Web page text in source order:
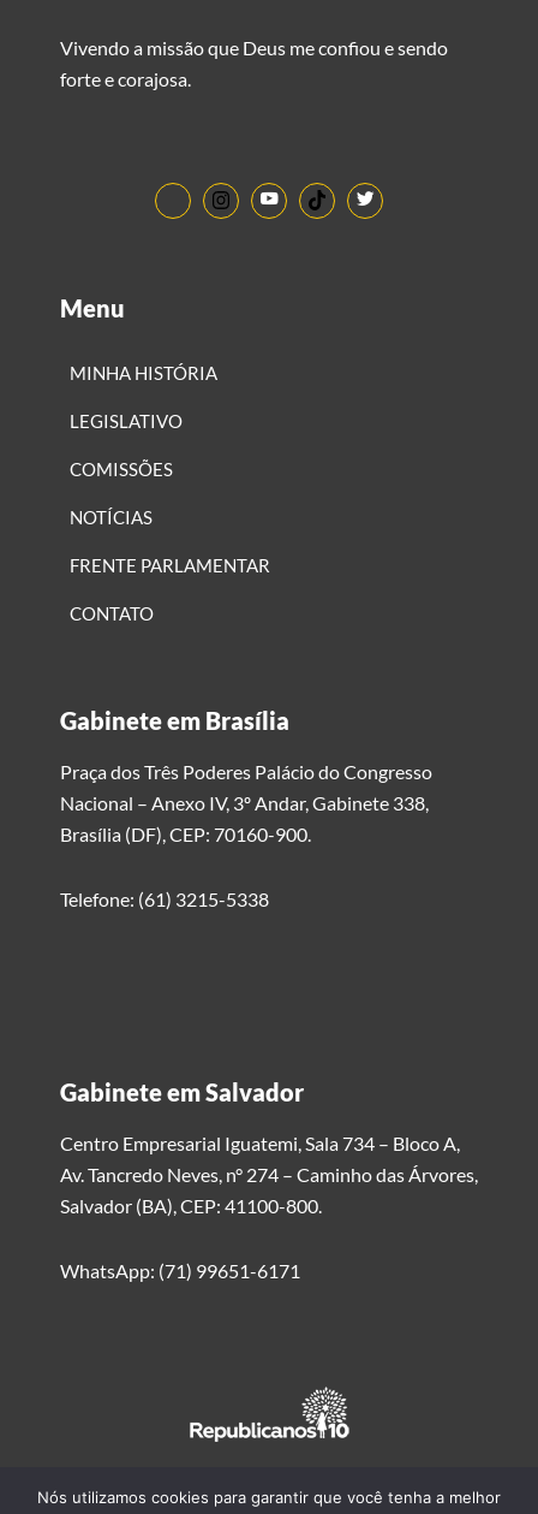
Vivendo a missão que Deus me confiou e sendo
forte e corajosa.
Menu
MINHA HISTÓRIA
LEGISLATIVO
COMISSÕES
NOTÍCIAS
FRENTE PARLAMENTAR
CONTATO
Gabinete em Brasília
Praça dos Três Poderes Palácio do Congresso
Nacional – Anexo IV, 3º Andar, Gabinete 338,
Brasília (DF), CEP: 70160-900.
Telefone: (61) 3215-5338
Gabinete em Salvador
Centro Empresarial Iguatemi, Sala 734 – Bloco A,
Av. Tancredo Neves, n° 274 – Caminho das Árvores,
Salvador (BA), CEP: 41100-800.
WhatsApp: (71) 99651-6171
Nós utilizamos cookies para garantir que você tenha a melhor